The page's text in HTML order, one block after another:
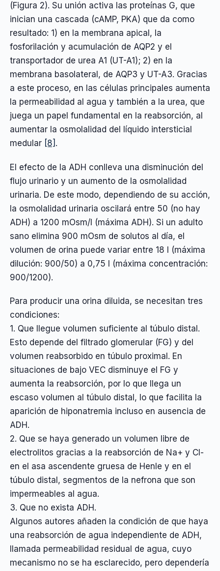
(Figura 2). Su unión activa las proteínas G, que
inician una cascada (cAMP, PKA) que da como
resultado: 1) en la membrana apical, la
fosforilación y acumulación de AQP2 y el
transportador de urea A1 (UT-A1); 2) en la
membrana basolateral, de AQP3 y UT-A3. Gracias
a este proceso, en las células principales aumenta
la permeabilidad al agua y también a la urea, que
juega un papel fundamental en la reabsorción, al
aumentar la osmolalidad del líquido intersticial
medular [8] .
El efecto de la ADH conlleva una disminución del
flujo urinario y un aumento de la osmolalidad
urinaria. De este modo, dependiendo de su acción,
la osmolalidad urinaria oscilará entre 50 (no hay
ADH) a 1200 mOsm/l (máxima ADH). Si un adulto
sano elimina 900 mOsm de solutos al día, el
volumen de orina puede variar entre 18 l (máxima
dilución: 900/50) a 0,75 l (máxima concentración:
900/1200).
Para producir una orina diluida, se necesitan tres
condiciones:
1. Que llegue volumen suficiente al túbulo distal.
Esto depende del filtrado glomerular (FG) y del
volumen reabsorbido en túbulo proximal. En
situaciones de bajo VEC disminuye el FG y
aumenta la reabsorción, por lo que llega un
escaso volumen al túbulo distal, lo que facilita la
aparición de hiponatremia incluso en ausencia de
ADH.
2. Que se haya generado un volumen libre de
electrolitos gracias a la reabsorción de Na+ y Cl-
en el asa ascendente gruesa de Henle y en el
túbulo distal, segmentos de la nefrona que son
impermeables al agua.
3. Que no exista ADH.
Algunos autores añaden la condición de que haya
una reabsorción de agua independiente de ADH,
llamada permeabilidad residual de agua, cuyo
mecanismo no se ha esclarecido, pero dependería